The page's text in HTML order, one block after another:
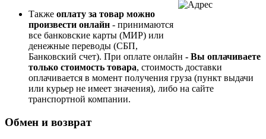
Также оплату за товар можно
произвести онлайн - принимаются
все банковские карты (МИР) или
денежные переводы (СБП,
Банковский счет). При оплате онлайн - Вы оплачиваете
только стоимость товара, стоимость доставки
оплачивается в момент получения груза (пункт выдачи
или курьер не имеет значения), либо на сайте
транспортной компании.
Обмен и возврат